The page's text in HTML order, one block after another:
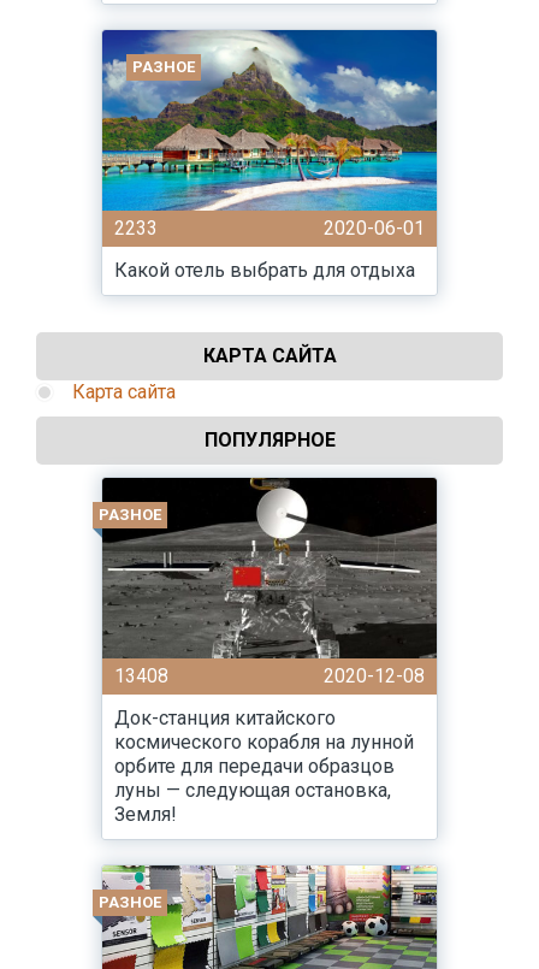
РАЗНОЕ
2233
2020-06-01
Какой отель выбрать для отдыха
КАРТА САЙТА
Карта сайта
ПОПУЛЯРНОЕ
РАЗНОЕ
13408
2020-12-08
Док-станция китайского
космического корабля на лунной
орбите для передачи образцов
луны — следующая остановка,
Земля!
РАЗНОЕ